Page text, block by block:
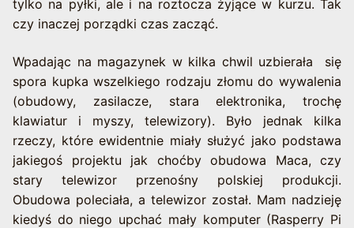
tylko na pyłki, ale i na roztocza żyjące w kurzu. Tak
czy inaczej porządki czas zacząć.
Wpadając na magazynek w kilka chwil uzbierała się
spora kupka wszelkiego rodzaju złomu do wywalenia
(obudowy, zasilacze, stara elektronika, trochę
klawiatur i myszy, telewizory). Było jednak kilka
rzeczy, które ewidentnie miały służyć jako podstawa
jakiegoś projektu jak choćby obudowa Maca, czy
stary telewizor przenośny polskiej produkcji.
Obudowa poleciała, a telewizor został. Mam nadzieję
kiedyś do niego upchać mały komputer (Rasperry Pi